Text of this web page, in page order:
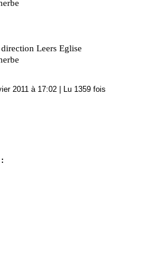
Leers Eglise
2011 à 17:02 | Lu 1359 fois